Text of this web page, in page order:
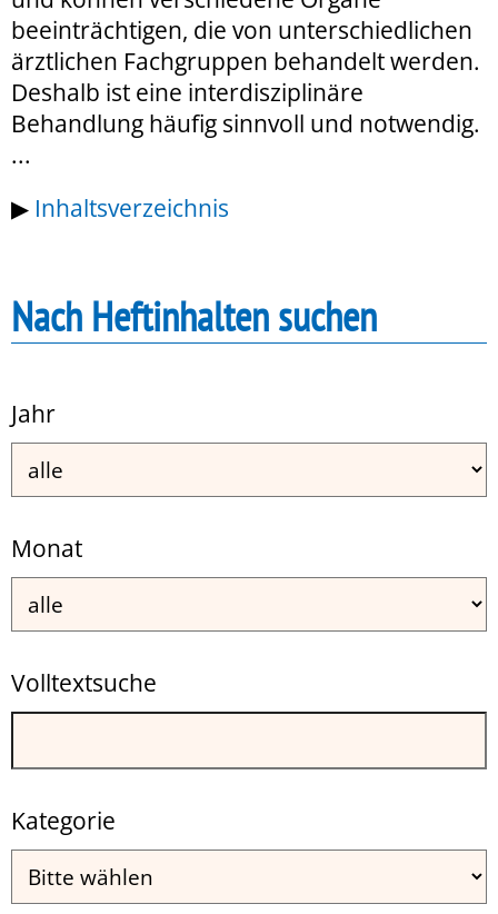
beeinträchtigen, die von unterschiedlichen
ärztlichen Fachgruppen behandelt werden.
Deshalb ist eine interdisziplinäre
Behandlung häufig sinnvoll und notwendig.
...
▶ Inhaltsverzeichnis
Nach Heftinhalten suchen
Jahr
Monat
Volltextsuche
Kategorie